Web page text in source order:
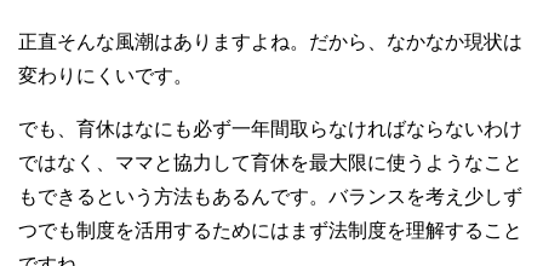
正直そんな風潮はありますよね。だから、なかなか現状は
変わりにくいです。
でも、育休はなにも必ず一年間取らなければならないわけ
ではなく、ママと協力して育休を最大限に使うようなこと
もできるという方法もあるんです。バランスを考え少しず
つでも制度を活用するためにはまず法制度を理解すること